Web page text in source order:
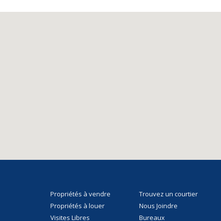
Propriétés à vendre
Propriétés à louer
Visites Libres
Trouvez un courtier
Nous Joindre
Bureaux